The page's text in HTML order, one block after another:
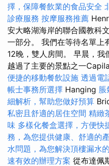
擇，保障餐飲業的食品安全
診療服務 按摩服務推薦
安大略湖海岸的聯合國教科
一部分。 我們在等待名單上
12晚，雙人房間。 早晨，
越過了主要的景點之一
便捷的移動餐飲設施 透過電
帳士事務所選擇 Hanging 脹
細解析，幫助您做好預算
私密且舒適的居住空間 精緻
味 多樣化餐盒選擇，方便快
務，為您提供健康、舒適的
水問題，為您解決頂樓漏水
速有效的辦理方案 從布達佩